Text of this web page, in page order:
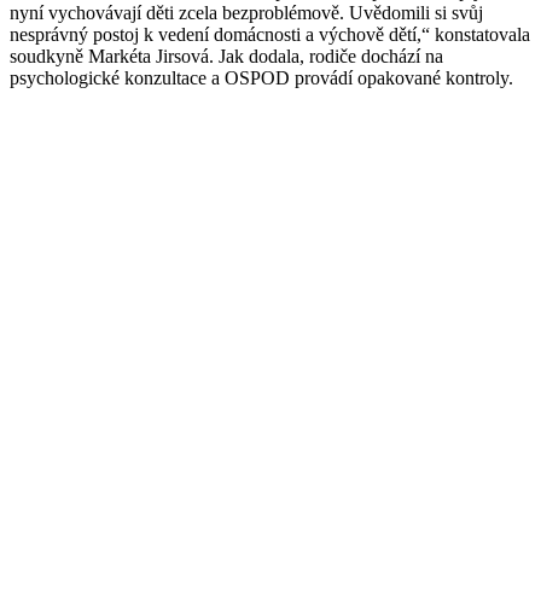
nyní vychovávají děti zcela bezproblémově. Uvědomili si svůj
nesprávný postoj k vedení domácnosti a výchově dětí,“ konstatovala
soudkyně Markéta Jirsová. Jak dodala, rodiče dochází na
psychologické konzultace a OSPOD provádí opakované kontroly.